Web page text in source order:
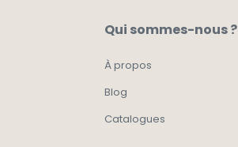
Qui sommes-nous ?
À propos
Blog
Catalogues